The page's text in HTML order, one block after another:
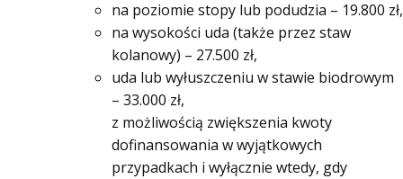
na poziomie stopy lub podudzia – 19.800 zł,
na wysokości uda (także przez staw
kolanowy) – 27.500 zł,
uda lub wyłuszczeniu w stawie biodrowym
– 33.000 zł,
z możliwością zwiększenia kwoty
dofinansowania w wyjątkowych
przypadkach i wyłącznie wtedy, gdy